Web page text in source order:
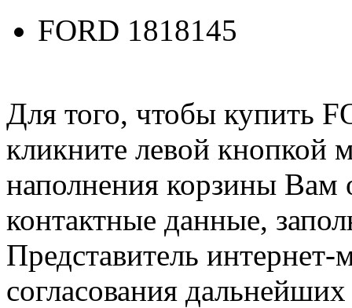
FORD 1818145
Для того, чтобы купить
кликните левой
наполнения корзины Вам
контактные данные,
Представитель
согласования